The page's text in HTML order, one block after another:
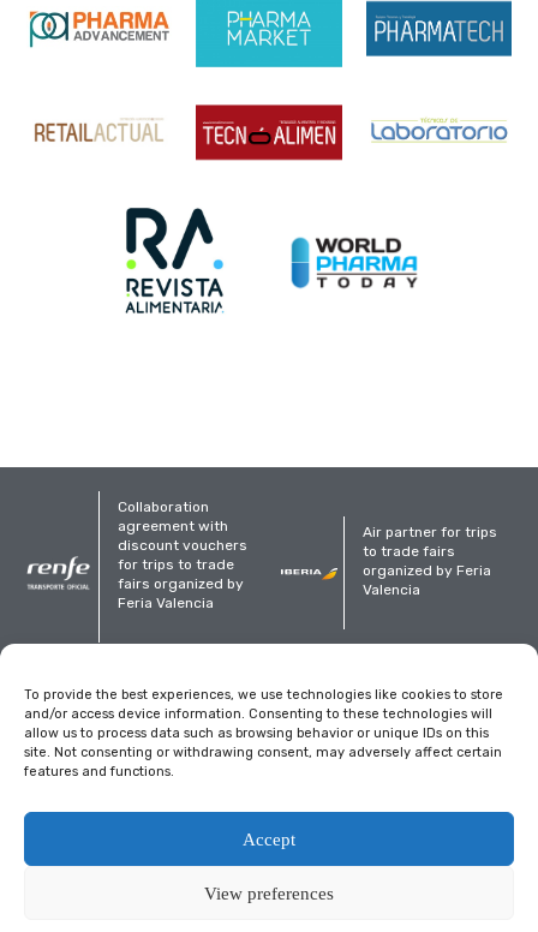
To provide the best experiences, we use technologies like cookies to store
and/or access device information. Consenting to these technologies will
allow us to process data such as browsing behavior or unique IDs on this
site. Not consenting or withdrawing consent, may adversely affect certain
features and functions.
Accept
View preferences
Collaboration
agreement with
discount vouchers
for trips to trade
fairs organized by
Feria Valencia
Air partner for trips
to trade fairs
organized by Feria
Valencia